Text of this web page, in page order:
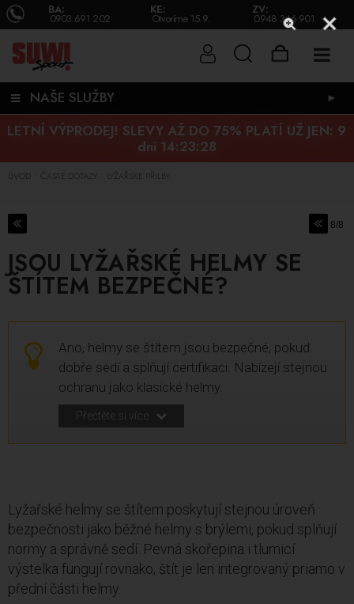
BA:
0903 691 202
KE:
Otvoríme 15.9.
ZV:
0948 346 901
NAŠE SLUŽBY ►
LETNÍ VÝPRODEJ! SLEVY AŽ DO 75% PLATÍ UŽ JEN: 9
dni 14:23:28
ÚVOD ČASTÉ DOTAZY LYŽAŘSKÉ PŘILBY
8/8
JSOU LYŽAŘSKÉ HELMY SE
ŠTÍTEM BEZPEČNÉ?
Ano, helmy se štítem jsou bezpečné, pokud
dobře sedí a splňují certifikaci. Nabízejí stejnou
ochranu jako klasické helmy.
Přečtěte si více
Lyžařské helmy se štítem poskytují stejnou úroveň
bezpečnosti jako běžné helmy s brýlemi, pokud splňují
normy a správně sedí. Pevná skořepina i tlumicí
výstelka fungují rovnako, štít je len integrovaný priamo v
přední části helmy.